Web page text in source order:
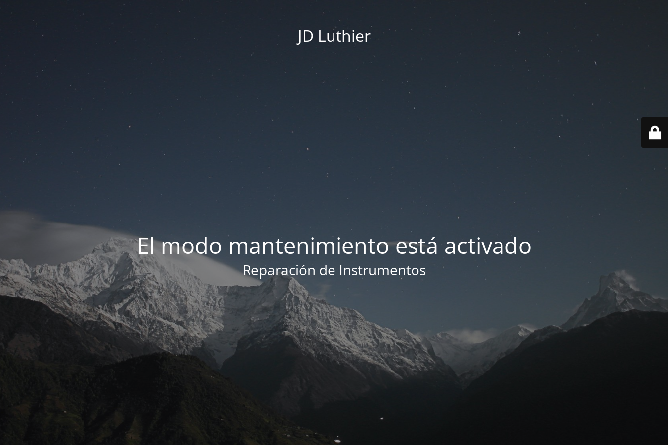
JD Luthier
El modo mantenimiento está activado
Reparación de Instrumentos